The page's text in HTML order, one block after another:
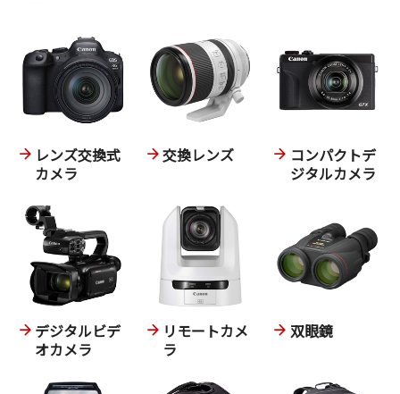
レンズ交換式
カメラ
交換レンズ
コンパクトデ
ジタルカメラ
デジタルビデ
オカメラ
リモートカメ
ラ
双眼鏡